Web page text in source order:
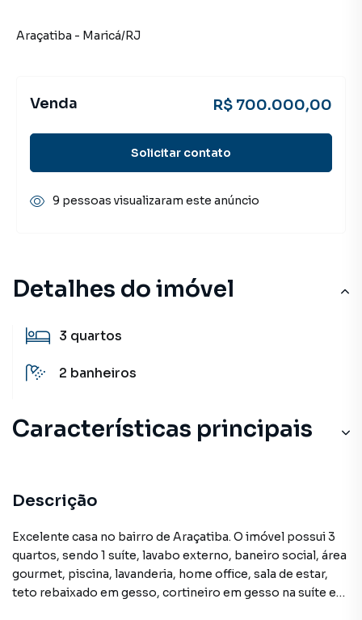
Detalhes do imóvel
3 quartos
2 banheiros
Características principais
Descrição
Excelente casa no bairro de Araçatiba. O imóvel possui 3
quartos, sendo 1 suíte, lavabo externo, baneiro social, área
gourmet, piscina, lavanderia, home office, sala de estar,
teto rebaixado em gesso, cortineiro em gesso na suíte e
Araçatiba - Maricá/RJ
Venda R$ 700.000,00
Solicitar contato
9 pessoas visualizaram este anúncio